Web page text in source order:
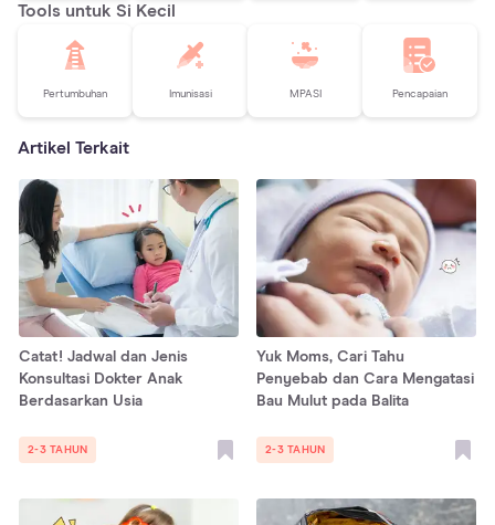
Tools untuk Si Kecil
Pertumbuhan Imunisasi MPASI Pencapaian
Artikel Terkait
Catat! Jadwal dan Jenis
Konsultasi Dokter Anak
Berdasarkan Usia
2-3 TAHUN
Yuk Moms, Cari Tahu
Penyebab dan Cara Mengatasi
Bau Mulut pada Balita
2-3 TAHUN